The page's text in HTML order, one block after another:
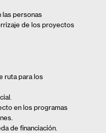
las personas
de los proyectos
ruta para los
en los programas
de financiación.